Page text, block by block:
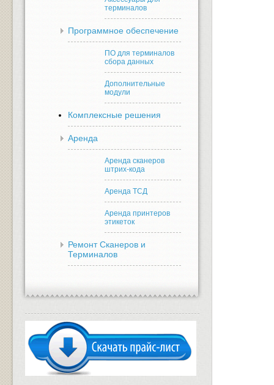
терминалов
Программное обеспечение
ПО для терминалов
сбора данных
Дополнительные
модули
Комплексные решения
Аренда
Аренда сканеров
штрих-кода
Аренда ТСД
Аренда принтеров
этикеток
Ремонт Сканеров и
Терминалов